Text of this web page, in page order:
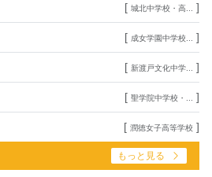
[ 城北中学校・高... ]
[ 成女学園中学校... ]
[ 新渡戸文化中学... ]
[ 聖学院中学校・... ]
[ 潤徳女子高等学校 ]
もっと見る